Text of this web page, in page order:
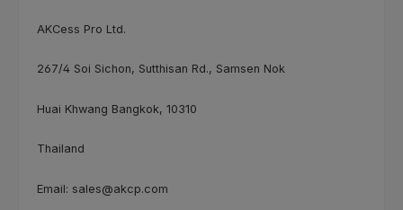
AKCess Pro Ltd.
267/4 Soi Sichon, Sutthisan Rd., Samsen Nok
Huai Khwang Bangkok, 10310
Thailand
Email: sales@akcp.com